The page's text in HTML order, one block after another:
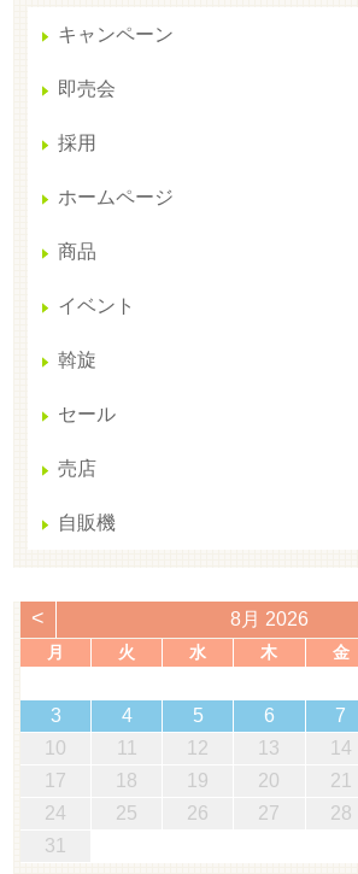
キャンペーン
即売会
採用
ホームページ
商品
イベント
斡旋
セール
売店
自販機
< 8月 2026
月 火 水 木 金
3
4 5 6 7
10
11 12 13 14
17
18 19 20 21
24
25 26 27 28
31